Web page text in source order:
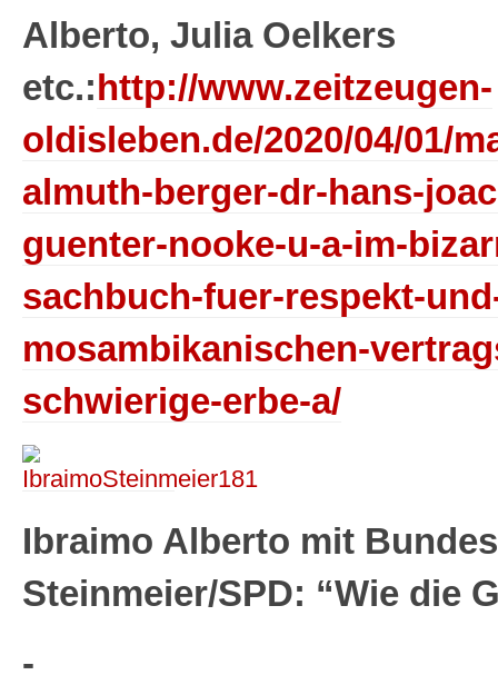
Alberto, Julia Oelkers
etc.:http://www.zeitzeugen-
oldisleben.de/2020/04/01/
almuth-berger-dr-hans-
guenter-nooke-u-a-im-
sachbuch-fuer-respekt-
mosambikanischen-
schwierige-erbe-a/
Ibraimo Alberto mit
Steinmeier/SPD: “Wie die
-